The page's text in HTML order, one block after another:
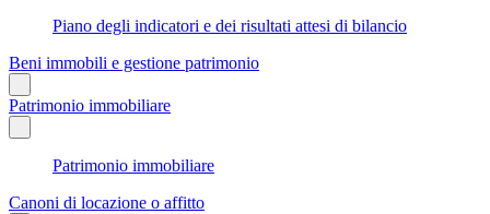
Piano degli indicatori e dei risultati attesi di bilancio
Beni immobili e gestione patrimonio
Patrimonio immobiliare
Patrimonio immobiliare
Canoni di locazione o affitto